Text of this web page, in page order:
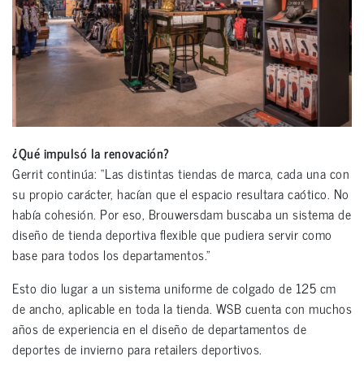
¿Qué impulsó la renovación?
Gerrit continúa: “Las distintas tiendas de marca, cada una con
su propio carácter, hacían que el espacio resultara caótico. No
había cohesión. Por eso, Brouwersdam buscaba un sistema de
diseño de tienda deportiva flexible que pudiera servir como
base para todos los departamentos.”
Esto dio lugar a un sistema uniforme de colgado de 125 cm
de ancho, aplicable en toda la tienda. WSB cuenta con muchos
años de experiencia en el diseño de departamentos de
deportes de invierno para retailers deportivos.